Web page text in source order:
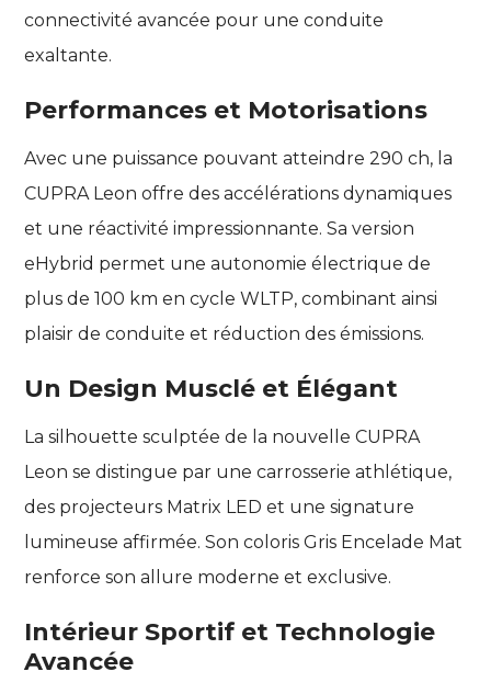
connectivité avancée pour une conduite
exaltante.
Performances et Motorisations
Avec une puissance pouvant atteindre 290 ch, la
CUPRA Leon offre des accélérations dynamiques
et une réactivité impressionnante. Sa version
eHybrid permet une autonomie électrique de
plus de 100 km en cycle WLTP, combinant ainsi
plaisir de conduite et réduction des émissions.
Un Design Musclé et Élégant
La silhouette sculptée de la nouvelle CUPRA
Leon se distingue par une carrosserie athlétique,
des projecteurs Matrix LED et une signature
lumineuse affirmée. Son coloris Gris Encelade Mat
renforce son allure moderne et exclusive.
Intérieur Sportif et Technologie
Avancée